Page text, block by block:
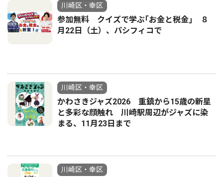
川崎区・幸区
参加無料 クイズで学ぶ｢お金と税金｣ ８
月22日（土）、パシフィコで
川崎区・幸区
かわさきジャズ2026 重鎮から15歳の新星
と多彩な顔触れ 川崎駅周辺がジャズに染
まる、11月23日まで
川崎区・幸区